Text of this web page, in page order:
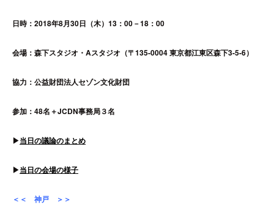
日時：2018年8月30日（木）13：00－18：00
会場：森下スタジオ・Aスタジオ（〒135-0004 東京都江東区森下3-5-6）
協力：公益財団法人セゾン文化財団
参加：48名＋JCDN事務局３名
▶︎当日の議論のまとめ
▶︎当日の会場の様子
＜＜ 神戸 ＞＞